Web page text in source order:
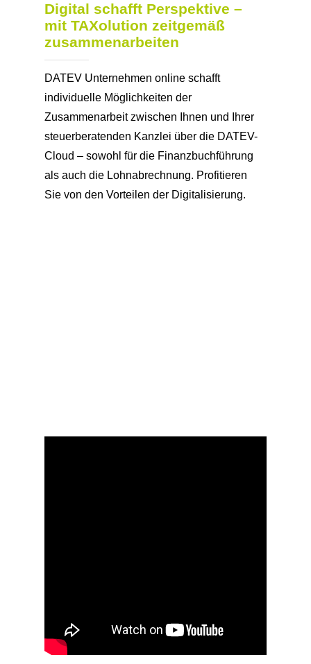
Digital schafft Perspektive –
mit TAXolution zeitgemäß
zusammenarbeiten
DATEV Unternehmen online schafft
individuelle Möglichkeiten der
Zusammenarbeit zwischen Ihnen und Ihrer
steuerberatenden Kanzlei über die DATEV-
Cloud – sowohl für die Finanzbuchführung
als auch die Lohnabrechnung. Profitieren
Sie von den Vorteilen der Digitalisierung.